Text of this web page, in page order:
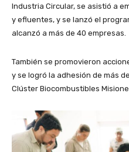
Industria Circular, se asistió a
y efluentes, y se lanzó el
alcanzó a más de 40 empresas.
También se promovieron
y se logró la adhesión de más
Clúster Biocombustibles